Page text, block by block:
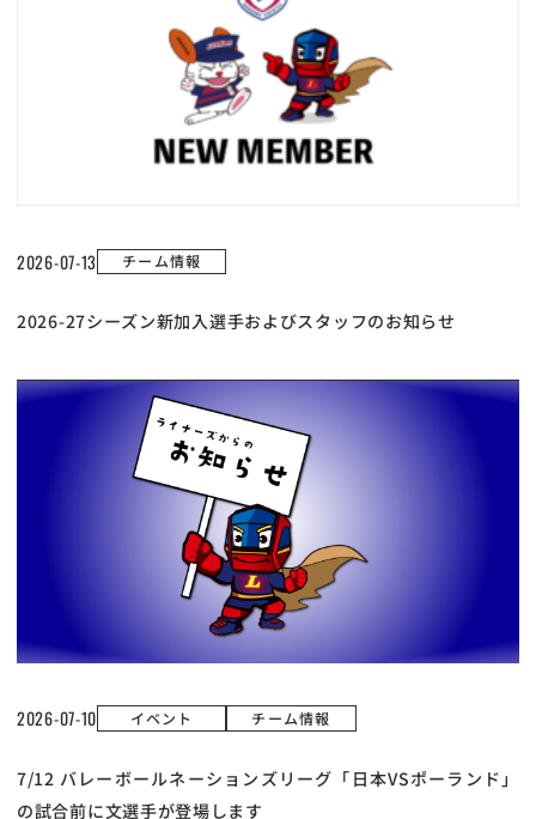
2026-07-13 チーム情報
2026-27シーズン新加入選手およびスタッフのお知らせ
2026-07-10 イベント チーム情報
7/12 バレーボールネーションズリーグ「日本VSポーランド」
の試合前に文選手が登場します